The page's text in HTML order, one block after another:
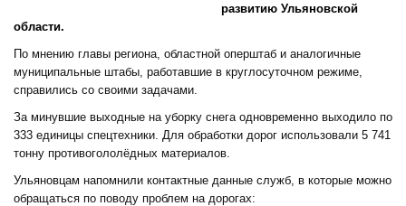
развитию Ульяновской
области.
По мнению главы региона, областной оперштаб и аналогичные
муниципальные штабы, работавшие в круглосуточном режиме,
справились со своими задачами.
За минувшие выходные на уборку снега одновременно выходило по
333 единицы спецтехники. Для обработки дорог использовали 5 741
тонну противогололёдных материалов.
Ульяновцам напомнили контактные данные служб, в которые можно
обращаться по поводу проблем на дорогах: